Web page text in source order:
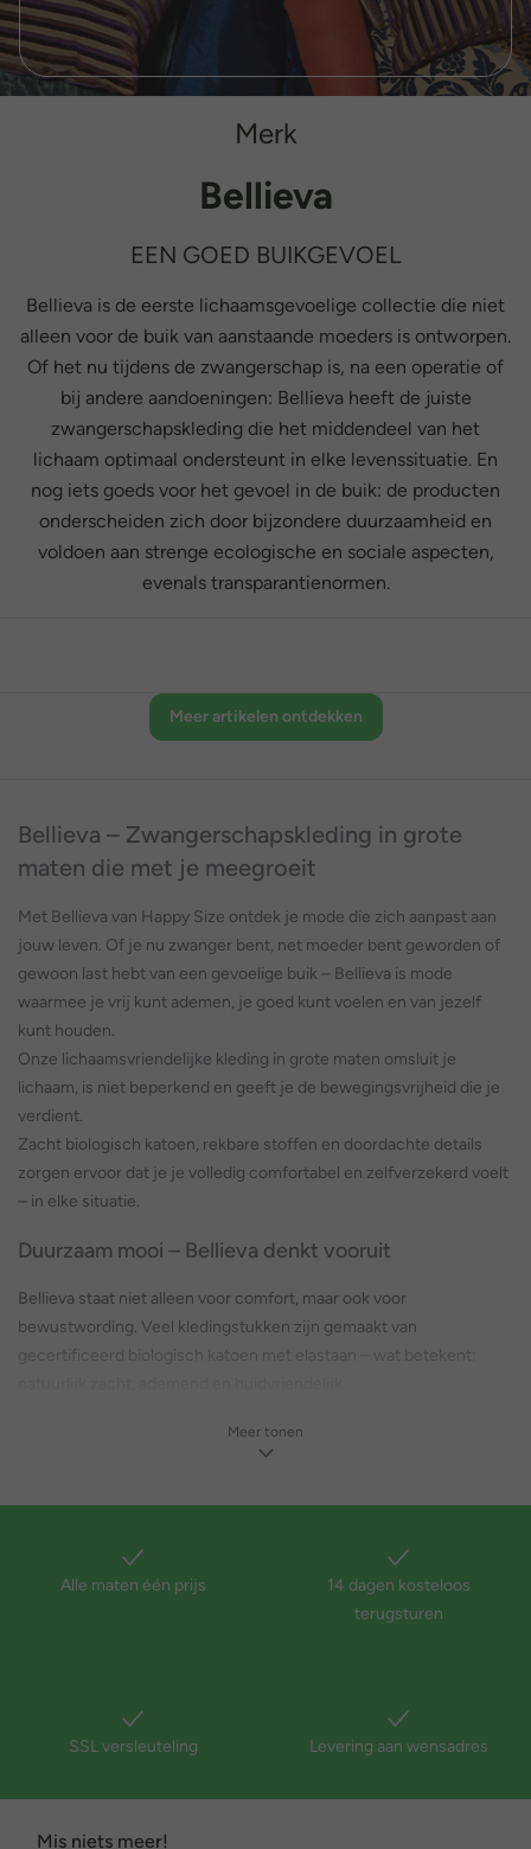
Merk
Bellieva
EEN GOED BUIKGEVOEL
Bellieva is de eerste lichaamsgevoelige collectie die niet
alleen voor de buik van aanstaande moeders is ontworpen.
Of het nu tijdens de zwangerschap is, na een operatie of
bij andere aandoeningen: Bellieva heeft de juiste
zwangerschapskleding die het middendeel van het
lichaam optimaal ondersteunt in elke levenssituatie. En
nog iets goeds voor het gevoel in de buik: de producten
onderscheiden zich door bijzondere duurzaamheid en
voldoen aan strenge ecologische en sociale aspecten,
evenals transparantienormen.
Meer artikelen ontdekken
Bellieva – Zwangerschapskleding in grote
maten die met je meegroeit
Met Bellieva van Happy Size ontdek je mode die zich aanpast aan
jouw leven. Of je nu zwanger bent, net moeder bent geworden of
gewoon last hebt van een gevoelige buik – Bellieva is mode
waarmee je vrij kunt ademen, je goed kunt voelen en van jezelf
kunt houden.
Onze lichaamsvriendelijke kleding in grote maten omsluit je
lichaam, is niet beperkend en geeft je de bewegingsvrijheid die je
verdient.
Zacht biologisch katoen, rekbare stoffen en doordachte details
zorgen ervoor dat je je volledig comfortabel en zelfverzekerd voelt
– in elke situatie.
Duurzaam mooi – Bellieva denkt vooruit
Bellieva staat niet alleen voor comfort, maar ook voor
bewustwording. Veel kledingstukken zijn gemaakt van
gecertificeerd biologisch katoen met elastaan ​​– wat betekent:
duurzaam – perfect voor elke lichaamsvorm.
Een goed buikgevoel begint met de juiste kleding
Soms heeft je lichaam gewoon wat extra verzorging nodig – of het
nu tijdens de zwangerschap is, na een operatie of op dagen dat de
De collectie is ontwikkeld om drukpunten te voorkomen,
gevoeligheid te verminderen en een stijlvol gevoel te behouden.
Meer tonen
Alle maten één prijs
14 dagen kosteloos
terugsturen
SSL versleuteling Levering aan wensadres
Mis niets meer!